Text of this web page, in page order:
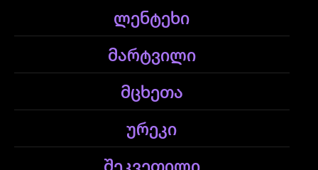
ლენტეხი
მარტვილი
მცხეთა
ურეკი